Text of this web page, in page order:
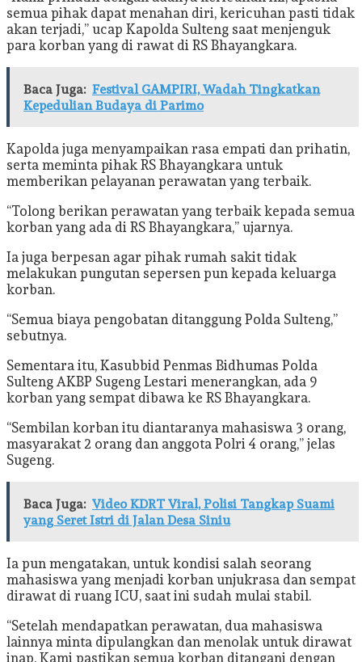
semua pihak dapat menahan diri, kericuhan pasti tidak
akan terjadi,” ucap Kapolda Sulteng saat menjenguk
para korban yang di rawat di RS Bhayangkara.
Baca Juga: Festival GAMPIRI, Wadah Tingkatkan
Kepedulian Budaya di Parimo
Kapolda juga menyampaikan rasa empati dan prihatin,
serta meminta pihak RS Bhayangkara untuk
memberikan pelayanan perawatan yang terbaik.
“Tolong berikan perawatan yang terbaik kepada semua
korban yang ada di RS Bhayangkara,” ujarnya.
Ia juga berpesan agar pihak rumah sakit tidak
melakukan pungutan sepersen pun kepada keluarga
korban.
“Semua biaya pengobatan ditanggung Polda Sulteng,”
sebutnya.
Sementara itu, Kasubbid Penmas Bidhumas Polda
Sulteng AKBP Sugeng Lestari menerangkan, ada 9
korban yang sempat dibawa ke RS Bhayangkara.
“Sembilan korban itu diantaranya mahasiswa 3 orang,
masyarakat 2 orang dan anggota Polri 4 orang,” jelas
Sugeng.
Baca Juga: Video KDRT Viral, Polisi Tangkap Suami
yang Seret Istri di Jalan Desa Siniu
Ia pun mengatakan, untuk kondisi salah seorang
mahasiswa yang menjadi korban unjukrasa dan sempat
dirawat di ruang ICU, saat ini sudah mulai stabil.
“Setelah mendapatkan perawatan, dua mahasiswa
lainnya minta dipulangkan dan menolak untuk dirawat
inap. Kami pastikan semua korban ditangani dengan